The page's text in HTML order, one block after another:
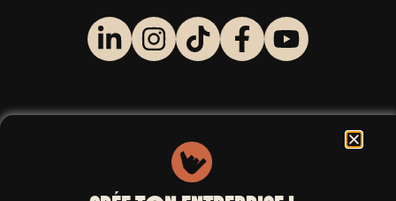
INSCRIVEZ VOUS